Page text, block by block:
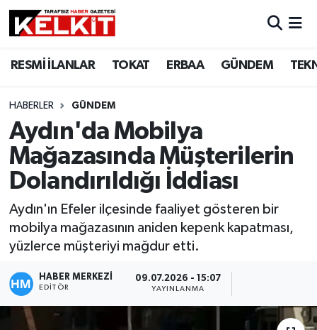
RESMİ İLANLAR TOKAT ERBAA GÜNDEM
HABERLER GÜNDEM
Aydın'da Mobilya
Mağazasında Müşterilerin
Dolandırıldığı İddiası
Aydın'ın Efeler ilçesinde faaliyet gösteren bir
mobilya mağazasının aniden kepenk kapatması,
yüzlerce müşteriyi mağdur etti.
HABER MERKEZİ
EDITÖR
09.07.2026 - 15:07
YAYINLANMA